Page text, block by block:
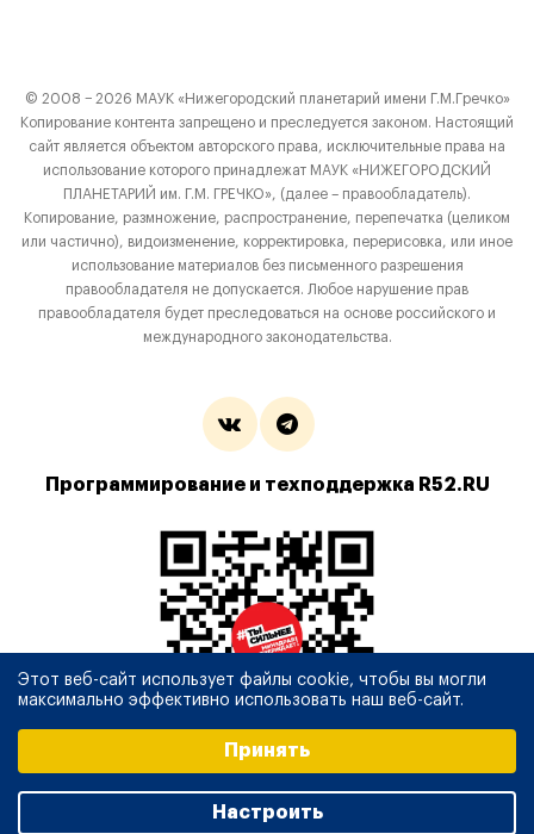
© 2008 − 2026 МАУК «Нижегородский планетарий имени Г.М.Гречко»
Копирование контента запрещено и преследуется законом. Настоящий
сайт является объектом авторского права, исключительные права на
использование которого принадлежат МАУК «НИЖЕГОРОДСКИЙ
ПЛАНЕТАРИЙ им. Г.М. ГРЕЧКО», (далее – правообладатель).
Копирование, размножение, распространение, перепечатка (целиком
или частично), видоизменение, корректировка, перерисовка, или иное
использование материалов без письменного разрешения
правообладателя не допускается. Любое нарушение прав
правообладателя будет преследоваться на основе российского и
международного законодательства.
Программирование и техподдержка R52.RU
Этот веб-сайт использует файлы cookie, чтобы вы могли
максимально эффективно использовать наш веб-сайт.
Принять
Настроить